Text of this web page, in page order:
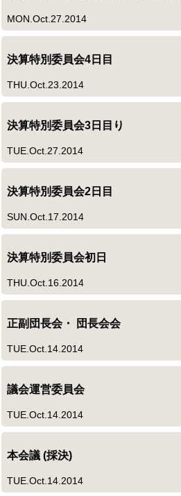
MON.Oct.27.2014
決算特別委員会4日目
THU.Oct.23.2014
決算特別委員会3日目り
TUE.Oct.27.2014
決算特別委員会2日目
SUN.Oct.17.2014
決算特別委員会初日
THU.Oct.16.2014
正副団長会・ 団長会会
TUE.Oct.14.2014
議会運営委員会
TUE.Oct.14.2014
本会議 (採決)
TUE.Oct.14.2014